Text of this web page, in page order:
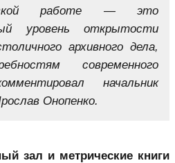
работе — это
уровень открытости
архивного дела,
современного
начальник
Онопенко.
зал и метрические книги